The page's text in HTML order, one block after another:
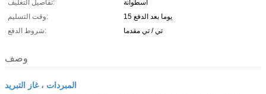
تفاصيل التغليف:
اسطوانة
وقت التسليم:
15 يوما بعد الدفع
شروط الدفع:
تي / تي مقدما
وصف
المبردات ، غاز التبريد